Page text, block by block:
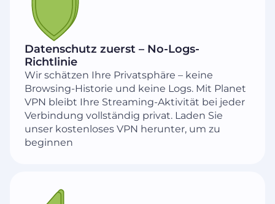
Datenschutz zuerst – No-Logs-
Richtlinie
Wir schätzen Ihre Privatsphäre – keine
Browsing-Historie und keine Logs. Mit Planet
VPN bleibt Ihre Streaming-Aktivität bei jeder
Verbindung vollständig privat. Laden Sie
unser kostenloses VPN herunter, um zu
beginnen